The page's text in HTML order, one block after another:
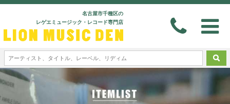
名古屋市千種区の
レゲエミュージック・レコード専門店